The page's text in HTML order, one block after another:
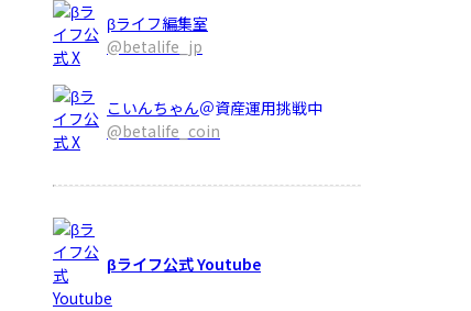
βライフ編集室
@betalife_jp
こいんちゃん＠資産運用挑戦中
@betalife_coin
βライフ公式 Youtube